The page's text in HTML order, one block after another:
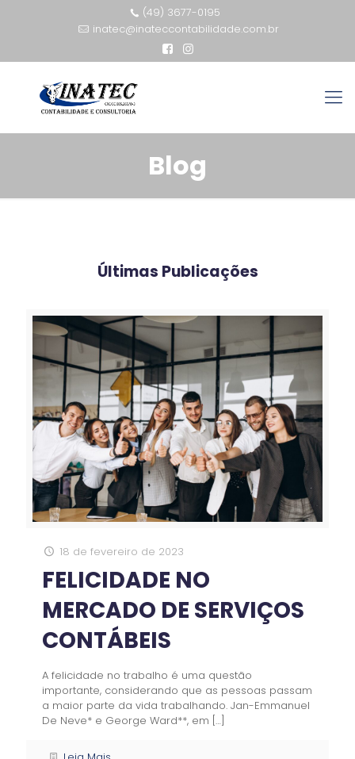
(49) 3677-0195
inatec@inateccontabilidade.com.br
Blog
Últimas Publicações
18 de fevereiro de 2023
FELICIDADE NO
MERCADO DE SERVIÇOS
CONTÁBEIS
A felicidade no trabalho é uma questão
importante, considerando que as pessoas passam
a maior parte da vida trabalhando. Jan-Emmanuel
De Neve* e George Ward**, em […]